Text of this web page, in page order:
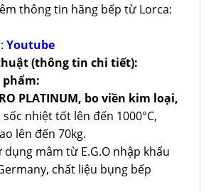
thông tin hãng bếp từ Lorca:
Youtube
(thông tin chi tiết):
phẩm:
PLATINUM, bo viền kim loại,
sốc nhiệt tốt lên đến 1000°C,
lên đến 70kg.
dụng mâm từ E.G.O nhập khẩu
chất liệu bụng bếp